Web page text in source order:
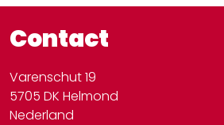
Contact
Varenschut 19
5705 DK Helmond
Nederland